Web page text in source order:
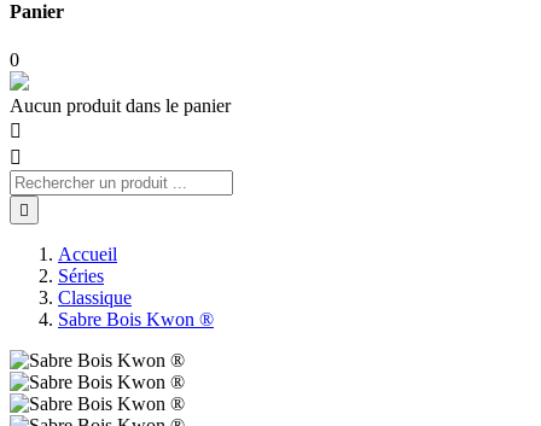
Panier
0
Aucun produit dans le panier



Accueil
Séries
Classique
Sabre Bois Kwon ®